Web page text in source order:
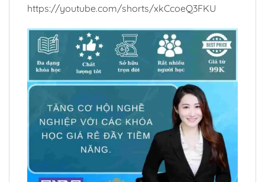
https://youtube.com/shorts/xkCcoeQ3FKU